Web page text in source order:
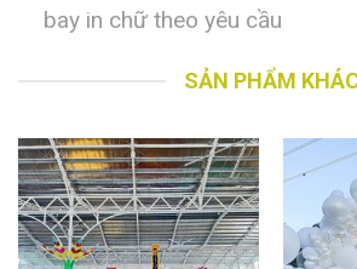
bay in chữ theo yêu cầu
SẢN PHẨM